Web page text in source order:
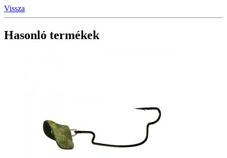
Vissza
Hasonló termékek